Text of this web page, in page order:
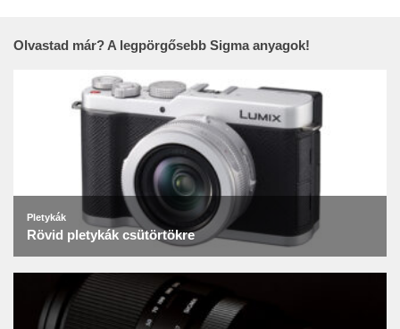
Olvastad már? A legpörgősebb Sigma anyagok!